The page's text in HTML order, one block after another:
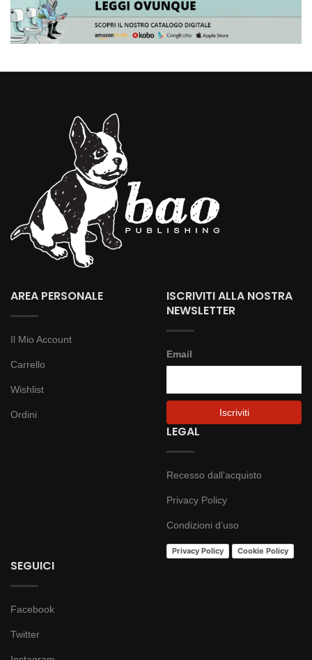
AREA PERSONALE
Il Mio Account
Carrello
Wishlist
Ordini
ISCRIVITI ALLA NOSTRA
NEWSLETTER
Email
LEGAL
Recesso dall’acquisto
Privacy Policy
Condizioni d’uso
Privacy Policy Cookie Policy
SEGUICI
Facebook
Twitter